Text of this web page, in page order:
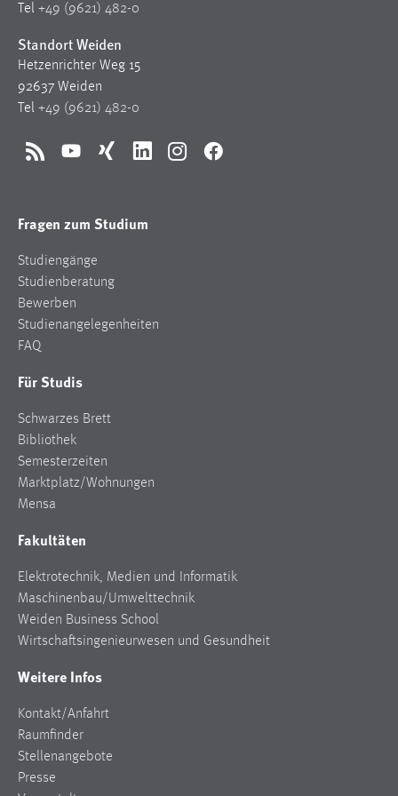
Tel +49 (9621) 482-0
Standort Weiden
Hetzenrichter Weg 15
92637 Weiden
Tel +49 (9621) 482-0
RSS YouTubeXing LinkedInInstagramFacebook
Fragen zum Studium
Studiengänge
Studienberatung
Bewerben
Studienangelegenheiten
FAQ
Für Studis
Schwarzes Brett
Bibliothek
Semesterzeiten
Marktplatz/Wohnungen
Mensa
Fakultäten
Elektrotechnik, Medien und Informatik
Maschinenbau/Umwelttechnik
Weiden Business School
Wirtschaftsingenieurwesen und Gesundheit
Weitere Infos
Kontakt/Anfahrt
Raumfinder
Stellenangebote
Presse
Max. 13 Monate
Marketing Cookies werden von Drittanbietern
Google Ads
_gcl_au
Conversion-Tracking
Cookie Laufzeit:
3 Monate
_fbp
Anbieter:
Facebook
Conversion-Tracking
Cookie Laufzeit:
3 Monate